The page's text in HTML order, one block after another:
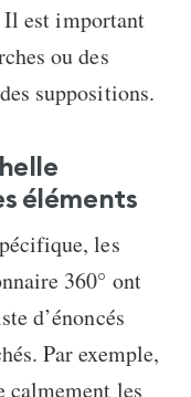
Il est important
ou des
suppositions.
éléments
les
360° ont
d’énoncés
Par exemple,
calmement les